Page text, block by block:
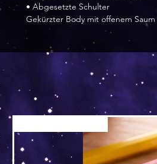
• Abgesetzte Schulter
Gekürzter Body mit offenem Saum